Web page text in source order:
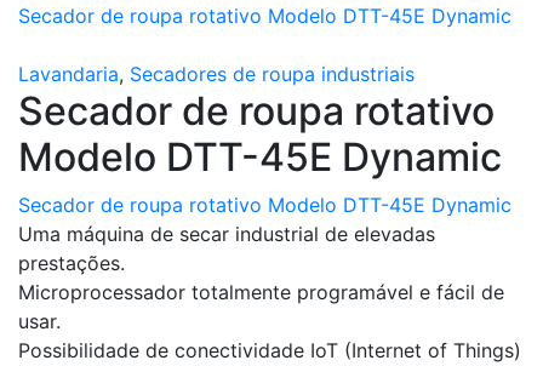
Secador de roupa rotativo Modelo DTT-45E Dynamic
Lavandaria, Secadores de roupa industriais
Secador de roupa rotativo
Modelo DTT-45E Dynamic
Secador de roupa rotativo Modelo DTT-45E Dynamic
Uma máquina de secar industrial de elevadas
prestações.
Microprocessador totalmente programável e fácil de
usar.
Possibilidade de conectividade IoT (Internet of Things)